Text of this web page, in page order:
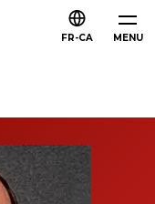
MENU
FR-CA